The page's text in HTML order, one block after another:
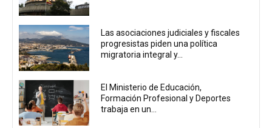
Las asociaciones judiciales y fiscales
progresistas piden una política
migratoria integral y...
El Ministerio de Educación,
Formación Profesional y Deportes
trabaja en un...